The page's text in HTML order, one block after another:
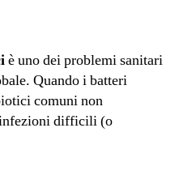
è uno dei problemi sanitari
Quando i batteri
comuni non
difficili (o